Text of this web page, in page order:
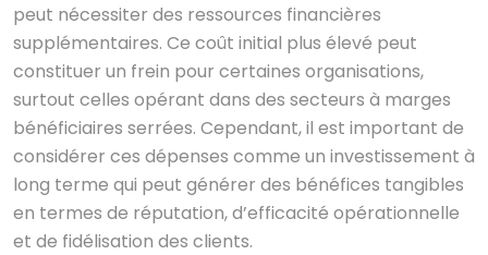
peut nécessiter des ressources financières
supplémentaires. Ce coût initial plus élevé peut
constituer un frein pour certaines organisations,
surtout celles opérant dans des secteurs à marges
bénéficiaires serrées. Cependant, il est important de
considérer ces dépenses comme un investissement à
long terme qui peut générer des bénéfices tangibles
en termes de réputation, d’efficacité opérationnelle
et de fidélisation des clients.